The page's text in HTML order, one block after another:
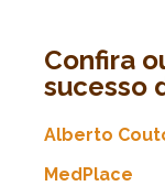
Confira
sucesso
Alberto
MedPlace